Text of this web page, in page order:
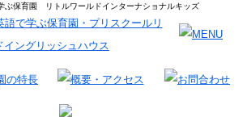
ぶ保育園 リトルワールドインターナショナルキッズ